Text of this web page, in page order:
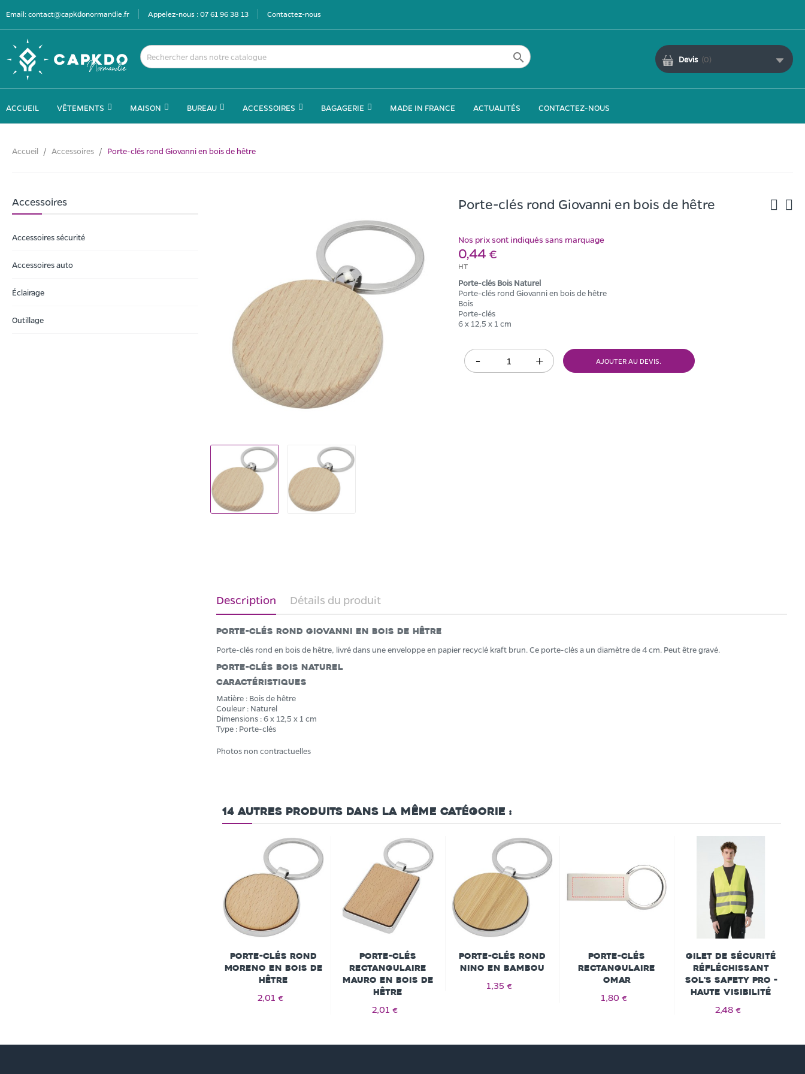
Email:contact@capkdonormandie.fr Appelez-nous :07 61 96 38 13 Contactez-nous
 Devis (0)
ACCUEIL VÊTEMENTS MAISON BUREAU ACCESSOIRES BAGAGERIE MADE IN FRANCE ACTUALITÉS CONTACTEZ-NOUS
Accueil Accessoires Porte-clés rond Giovanni en bois de hêtre
Accessoires
Accessoires sécurité
Accessoires auto
Éclairage
Outillage
Porte-clés rond Giovanni en bois de hêtre
Nos prix sont indiqués sans marquage
0,44 €
HT
Porte-clés Bois Naturel
Porte-clés rond Giovanni en bois de hêtre
Bois
Porte-clés
6 x 12,5 x 1 cm
AJOUTER AU DEVIS.
Description Détails du produit
Porte-clés rond Giovanni en bois de hêtre
Porte-clés rond en bois de hêtre, livré dans une enveloppe en papier recyclé kraft brun. Ce porte-clés a un diamètre de 4 cm. Peut être gravé.
Porte-clés Bois Naturel
Caractéristiques
Matière : Bois de hêtre
Couleur : Naturel
Dimensions : 6 x 12,5 x 1 cm
Type : Porte-clés
Photos non contractuelles
14 autres produits dans la même catégorie :
Porte-clés rond
Moreno en bois de
hêtre
2,01 €
Porte-clés
rectangulaire
Mauro en bois de
hêtre
2,01 €
Porte-clés rond
Nino en bambou
1,35 €
Porte-clés
rectangulaire
Omar
1,80 €
Gilet de sécurité
réfléchissant
Sol's Safety Pro -
Haute visibilité
2,48 €